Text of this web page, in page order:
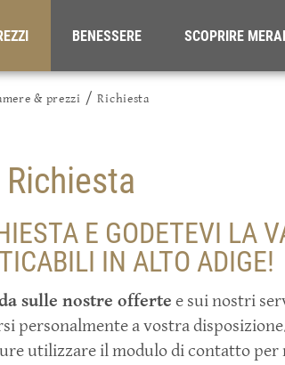
DE EN IT
BENESSERE SCOPRIRE
& prezzi / Richiesta
Richiesta
E GODETEVI LA
IN ALTO ADIGE!
sulle nostre offerte e sui nostri
personalmente a vostra
utilizzare il modulo di contatto per